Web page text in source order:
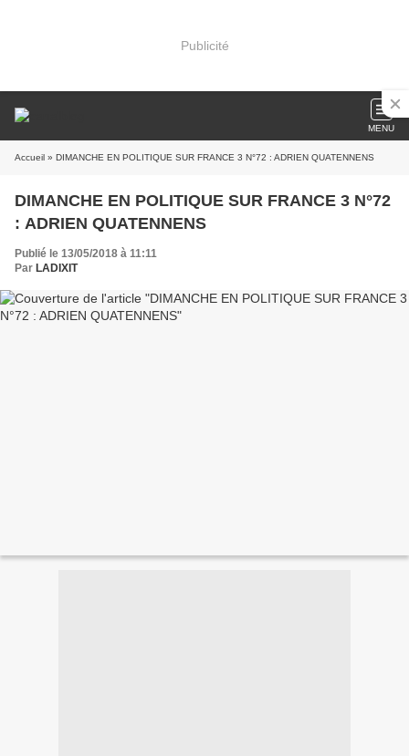
Publicité
MENU
Accueil » DIMANCHE EN POLITIQUE SUR FRANCE 3 N°72 : ADRIEN QUATENNENS
DIMANCHE EN POLITIQUE SUR FRANCE 3 N°72
: ADRIEN QUATENNENS
Publié le 13/05/2018 à 11:11
Par LADIXIT